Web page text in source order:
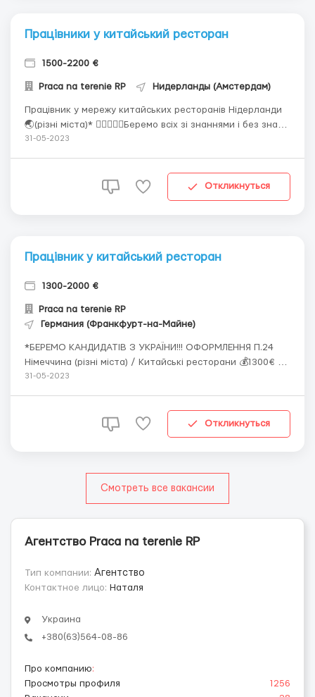
Працівники у китайський ресторан
1500-2200 €
Рraca na terenie RP Нидерланды (Амстердам)
Працівник у мережу китайських ресторанів Нідерланди
🌏(різні міста)* 🙋‍♂️🙋🏼‍♀️Беремо всіх зі знаннями і без знань
мови до 50 р. Англійський - пріоритет! 💰 *1500€ нетто
31-05-2023
Откликнуться
Працівник у китайський ресторан
1300-2000 €
Рraca na terenie RP
Германия (Франкфурт-на-Майне)
*БЕРЕМО КАНДИДАТІВ З УКРАЇНИ!!! ОФОРМЛЕННЯ П.24
Німеччина (різні міста) / Китайські ресторани 💰1300€ -
жінки; 1400€ - чоловіки; Якщо працівник зарекомендує
31-05-2023
Откликнуться
Смотреть все вакансии
Агентство Рraca na terenie RP
Тип компании: Агентство
Контактное лицо: Наталя
Украина
+380(63)564-08-86
Про компанию:
Просмотры профиля
1256